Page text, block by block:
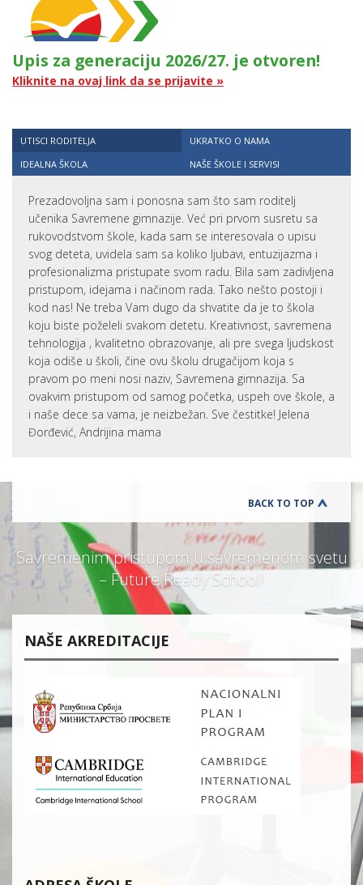
Upis za generaciju 2026/27. je otvoren!
Kliknite na ovaj link da se prijavite »
UTISCI RODITELJA
UKRATKO O NAMA
IDEALNA ŠKOLA
NAŠE ŠKOLE I SERVISI
Prezadovoljna sam i ponosna sam što sam roditelj
učenika Savremene gimnazije. Već pri prvom susretu sa
rukovodstvom škole, kada sam se interesovala o upisu
svog deteta, uvidela sam sa koliko ljubavi, entuzijazma i
profesionalizma pristupate svom radu. Bila sam zadivljena
pristupom, idejama i načinom rada. Tako nešto postoji i
kod nas! Ne treba Vam dugo da shvatite da je to škola
koju biste poželeli svakom detetu. Kreativnost, savremena
tehnologija , kvalitetno obrazovanje, ali pre svega ljudskost
koja odiše u školi, čine ovu školu drugačijom koja s
pravom po meni nosi naziv, Savremena gimnazija. Sa
ovakvim pristupom od samog početka, uspeh ove škole, a
i naše dece sa vama, je neizbežan. Sve čestitke! Jelena
Đorđević, Andrijina mama
BACK TO TOP
Savremenim pristupom u savremenom svetu
– Future Ready School!
NAŠE AKREDITACIJE